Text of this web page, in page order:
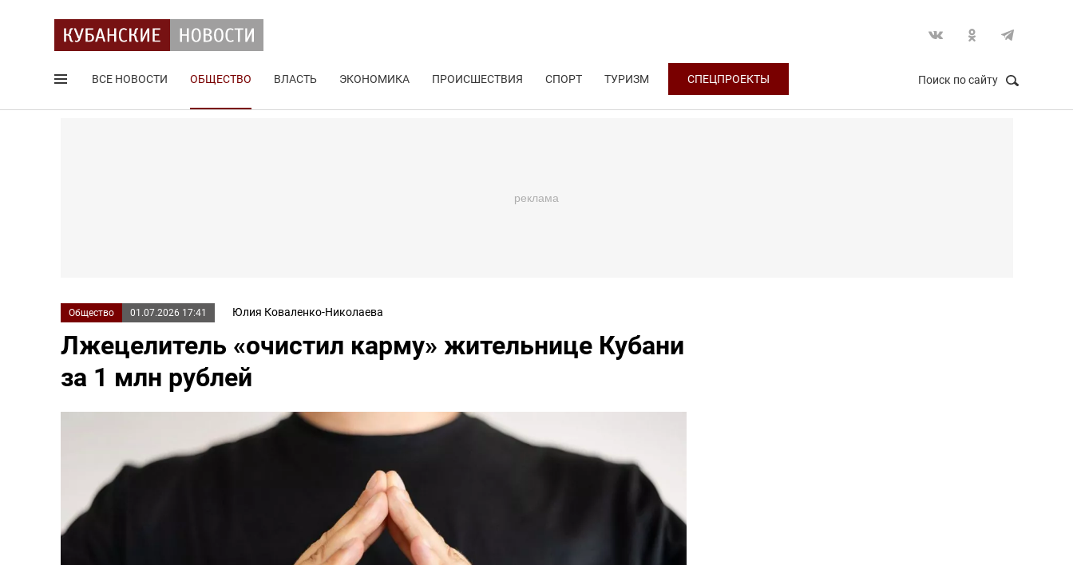
ВСЕ НОВОСТИ ОБЩЕСТВО ВЛАСТЬ ЭКОНОМИКА ПРОИСШЕСТВИЯ СПОРТ ТУРИЗМ СПЕЦПРОЕКТЫ Поиск по сайту
Общество 01.07.2026 17:41 Юлия Коваленко-Николаева
Лжецелитель «очистил карму» жительнице Кубани
за 1 млн рублей